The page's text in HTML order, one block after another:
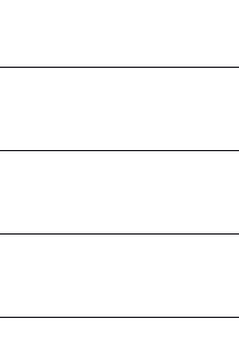
Добрич
Федерация